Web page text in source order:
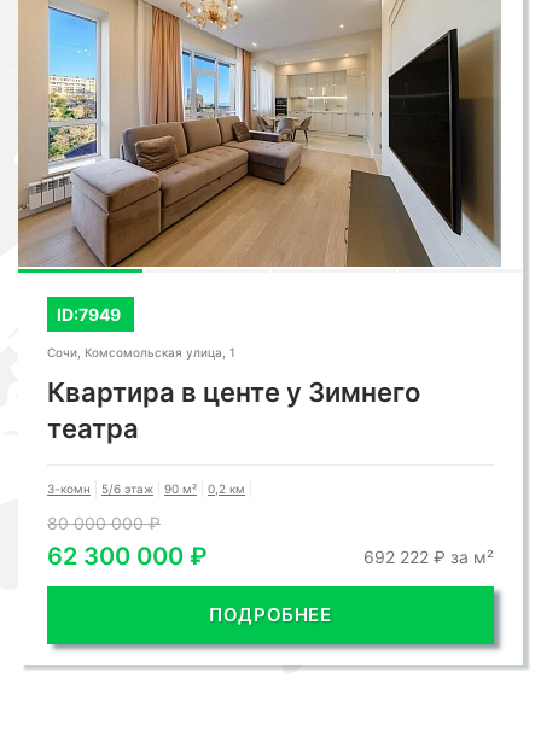
ID:7949
Сочи, Комсомольская улица, 1
Квартира в центе у Зимнего
театра
3-комн 5/6 этаж 90 м² 0,2 км
80 000 000 ₽
62 300 000 ₽ 692 222 ₽ за м²
ПОДРОБНЕЕ